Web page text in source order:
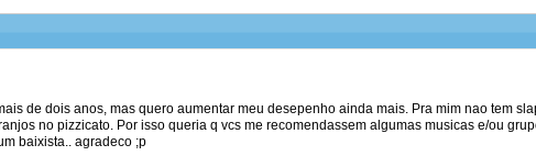
de dois anos, mas quero aumentar meu desepenho ainda mais. Pra mim nao tem
no pizzicato. Por isso queria q vcs me recomendassem algumas musicas e/ou
baixista.. agradeco ;p